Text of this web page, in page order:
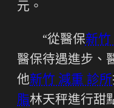
元。
“從醫保新竹
醫保待遇進步、
他新竹 減重 診所
脂林天秤進行甜